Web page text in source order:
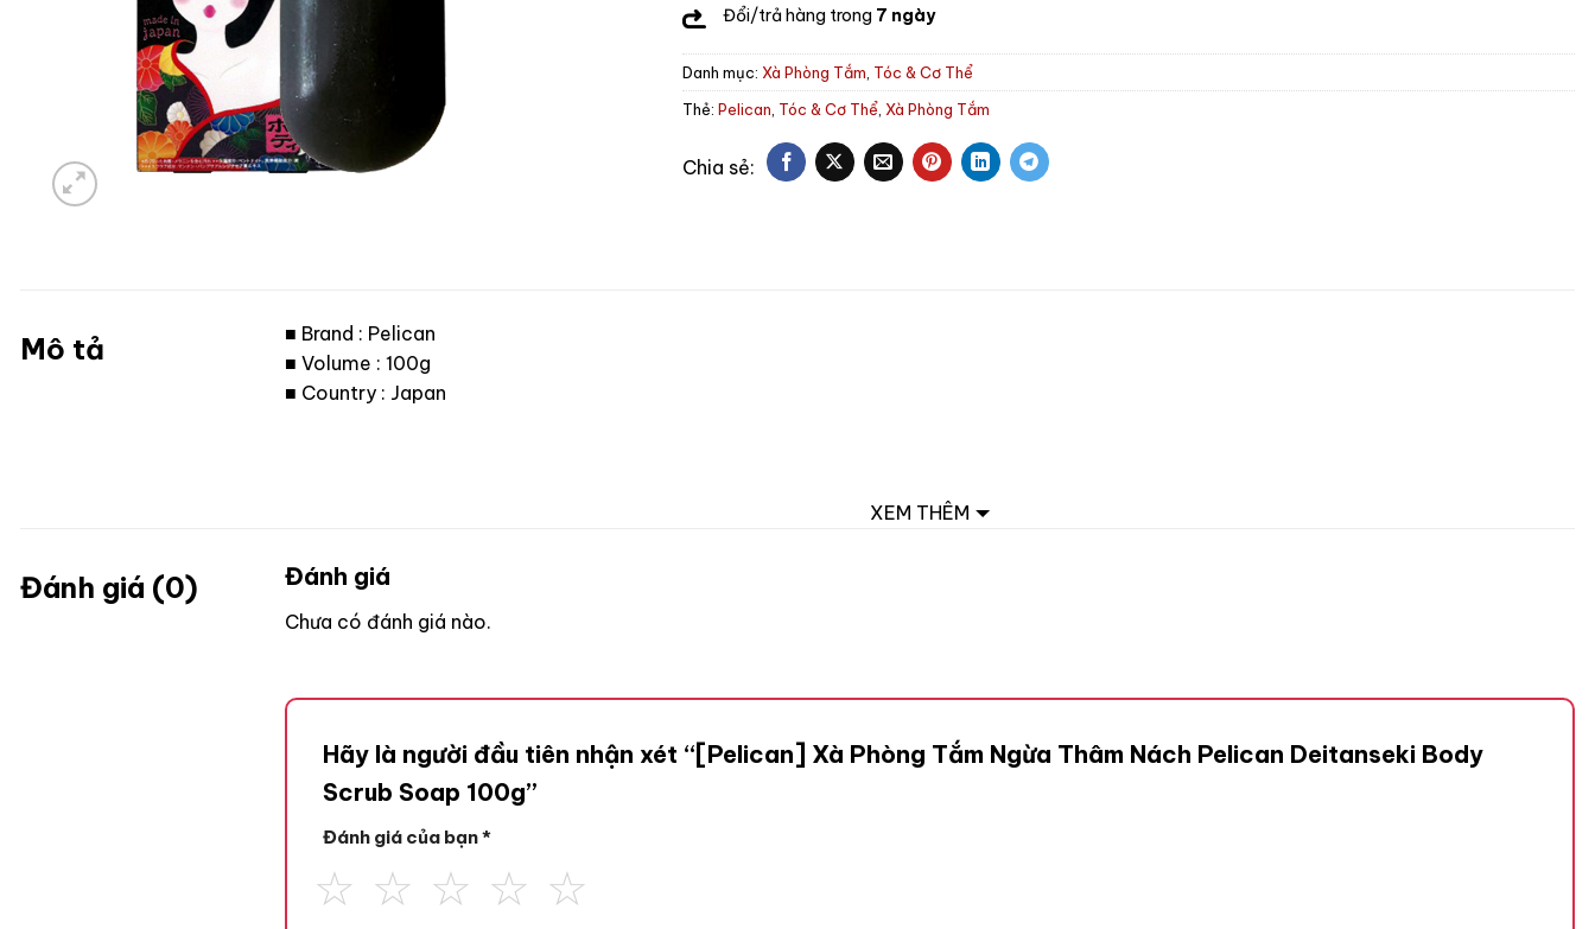
Đổi/trả hàng trong 7 ngày
Danh mục: Xà Phòng Tắm, Tóc & Cơ Thể
Thẻ:Pelican, Tóc & Cơ Thể, Xà Phòng Tắm
Mô tả
■ Brand : Pelican
■ Volume : 100g
■ Country : Japan
XEM THÊM
Đánh giá (0) Đánh giá
Chưa có đánh giá nào.
Hãy là người đầu tiên nhận xét “[Pelican] Xà Phòng Tắm Ngừa Thâm Nách Pelican Deitanseki Body
Scrub Soap 100g”
Đánh giá của bạn*